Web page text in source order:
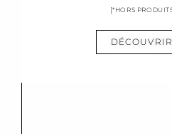
[*HORS